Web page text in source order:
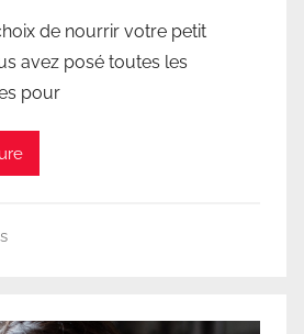
de nourrir votre petit
avez posé toutes les
pour